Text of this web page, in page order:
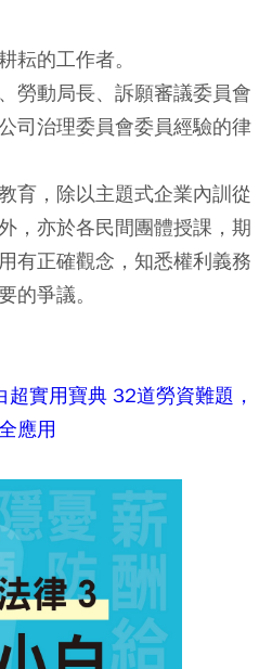
耘的工作者。
勞動局長、訴願審議委員會
司治理委員會委員經驗的律
育，除以主題式企業內訓從
，亦於各民間團體授課，期
有正確觀念，知悉權利義務
的爭議。
實用寶典 32道勞資難題，
應用